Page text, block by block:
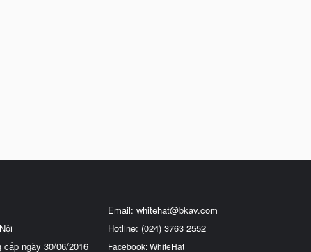
ngày 30/06/2016
Email: whitehat@bkav.com
Hotline: (024) 3763 2552
Facebook: WhiteHat